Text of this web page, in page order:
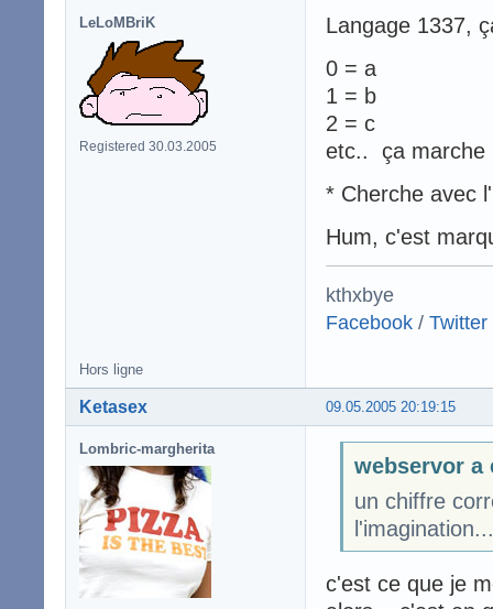
LeLoMBriK
Registered 30.03.2005
Langage 1337,
0 = a
1 = b
2 = c
etc.. ça marche
* Cherche avec
Hum, c'est
kthxbye
Facebook / Twitter
Hors ligne
09.05.2005 20:19:15
Ketasex
Lombric-margherita
webservor a
un chiffre
c'est ce que je